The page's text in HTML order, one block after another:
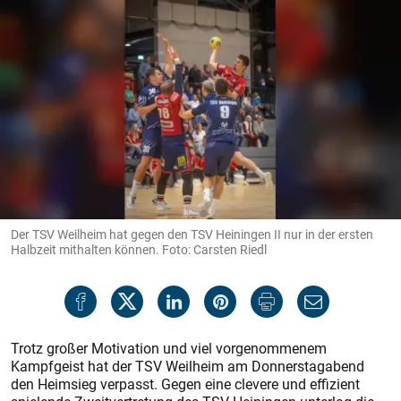
Der TSV Weilheim hat gegen den TSV Heiningen II nur in der ersten
Halbzeit mithalten können. Foto: Carsten Riedl
Trotz großer Motivation und viel vorgenommenem
Kampfgeist hat der TSV Weilheim am Donnerstagabend
den Heimsieg verpasst. Gegen eine clevere und effizient